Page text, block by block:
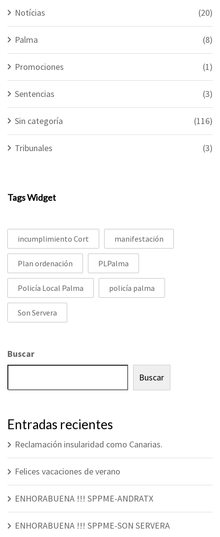
Notícias (20)
Palma (8)
Promociones (1)
Sentencias (3)
Sin categoría (116)
Tribunales (3)
Tags Widget
incumplimiento Cort manifestación
Plan ordenación PLPalma
Policía Local Palma policía palma
Son Servera
Buscar
Buscar
Entradas recientes
Reclamación insularidad como Canarias.
Felices vacaciones de verano
ENHORABUENA !!! SPPME-ANDRATX
ENHORABUENA !!! SPPME-SON SERVERA